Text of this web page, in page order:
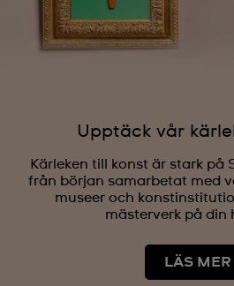
Upptäck vår
Kärleken till konst är stark på
från början samarbetat med
museer och
mästerverk på din
LÄS MER